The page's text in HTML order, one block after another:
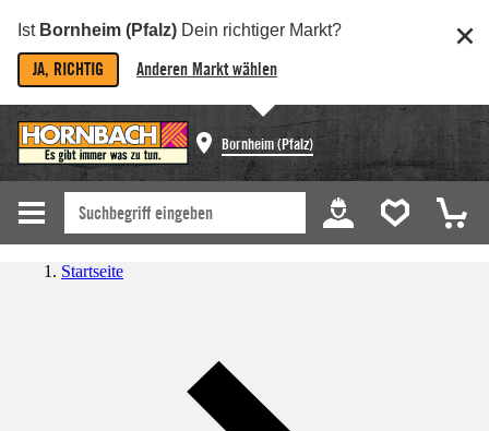
Ist Bornheim (Pfalz) Dein richtiger Markt?
JA, RICHTIG Anderen Markt wählen
Bornheim (Pfalz)
Startseite